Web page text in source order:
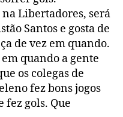
na Libertadores, será
Santos e gosta de
de vez em quando.
em quando a gente
os colegas de
fez bons jogos
fez gols. Que